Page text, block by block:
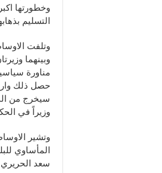
وخطورتها
التسليم
وبينهما
مناورة
حصل ذلك
سيخرج من
وزيراً في
وتشير
المأساوي
سعد الحريري